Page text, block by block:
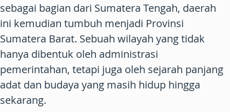
sebagai bagian dari Sumatera Tengah, daerah
ini kemudian tumbuh menjadi Provinsi
Sumatera Barat. Sebuah wilayah yang tidak
hanya dibentuk oleh administrasi
pemerintahan, tetapi juga oleh sejarah panjang
adat dan budaya yang masih hidup hingga
sekarang.